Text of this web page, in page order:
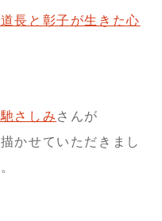
長と彰子が生きた心
さしみ さんが
かせていただきまし